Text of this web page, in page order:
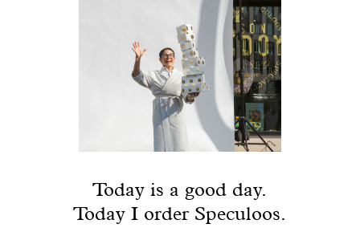
Today is a good day.
Today I order Speculoos.